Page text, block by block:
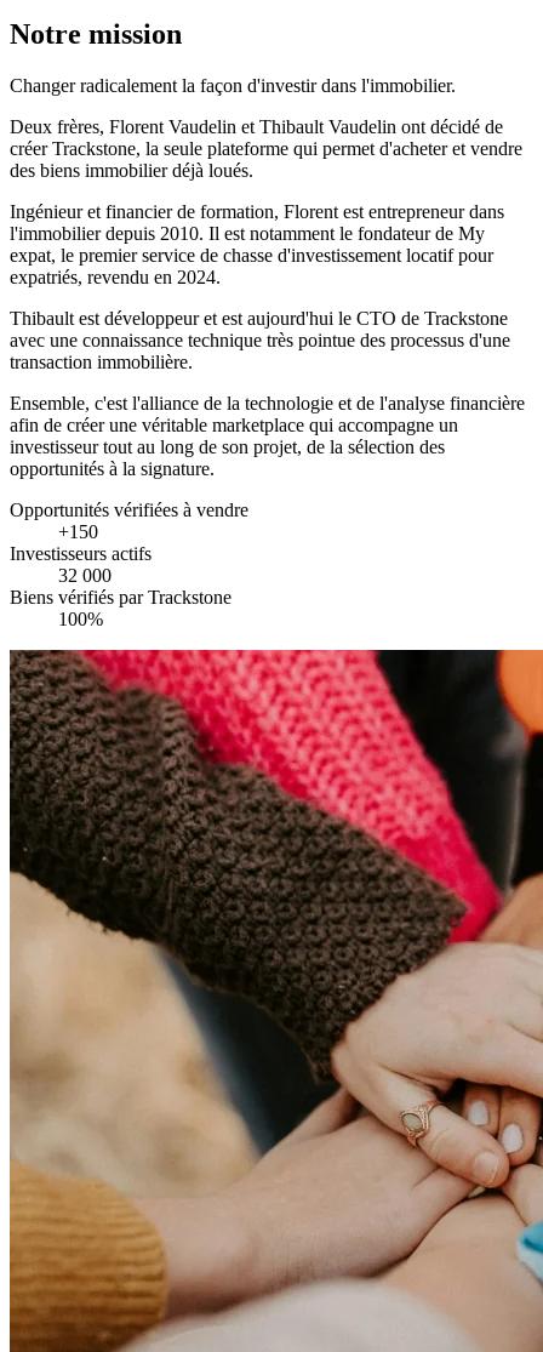
Notre mission
Changer radicalement la façon d'investir dans l'immobilier.
Deux frères, Florent Vaudelin et Thibault Vaudelin ont décidé de
créer Trackstone, la seule plateforme qui permet d'acheter et vendre
des biens immobilier déjà loués.
Ingénieur et financier de formation, Florent est entrepreneur dans
l'immobilier depuis 2010. Il est notamment le fondateur de My
expat, le premier service de chasse d'investissement locatif pour
expatriés, revendu en 2024.
Thibault est développeur et est aujourd'hui le CTO de Trackstone
avec une connaissance technique très pointue des processus d'une
transaction immobilière.
Ensemble, c'est l'alliance de la technologie et de l'analyse financière
afin de créer une véritable marketplace qui accompagne un
investisseur tout au long de son projet, de la sélection des
opportunités à la signature.
Opportunités vérifiées à vendre
+150
Investisseurs actifs
32 000
Biens vérifiés par Trackstone
100%